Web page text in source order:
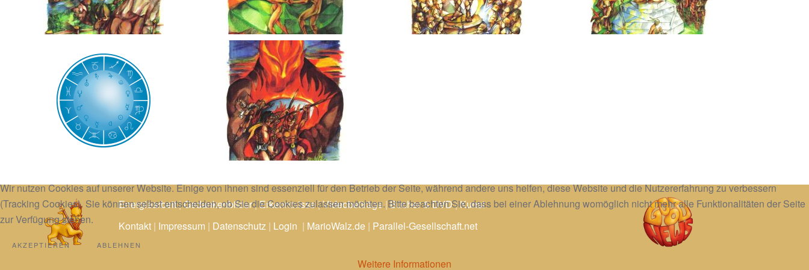
Energiearbeit|Gedankenbilder|Erkenntnisse|Videobeiträge|Bücher & DVD|Kunst
Kontakt | Impressum | Datenschutz | Login | MarioWalz.de | Parallel-Gesellschaft.net
Wir nutzen Cookies auf unserer Website. Einige von ihnen sind essenziell für den Betrieb der Seite, während andere uns helfen, diese Website und die Nutzererfahrung zu verbessern
(Tracking Cookies). Sie können selbst entscheiden, ob Sie die Cookies zulassen möchten. Bitte beachten Sie, dass bei einer Ablehnung womöglich nicht mehr alle Funktionalitäten der Seite
zur Verfügung stehen.
AKZEPTIEREN ABLEHNEN
Weitere Informationen